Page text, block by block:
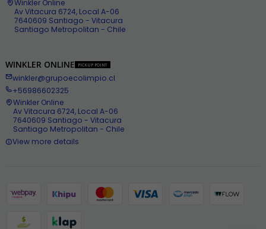
Winkler Online
Av Vitacura 6724, Local A-06
7640609 Santiago - Vitacura
Santiago Metropolitan - Chile
WINKLER ONLINE PICKUP POINT
winkler@grupoecolimpio.cl
+56986602325
Winkler Online
Av Vitacura 6724, Local A-06
7640609 Santiago - Vitacura
Santiago Metropolitan - Chile
View more details